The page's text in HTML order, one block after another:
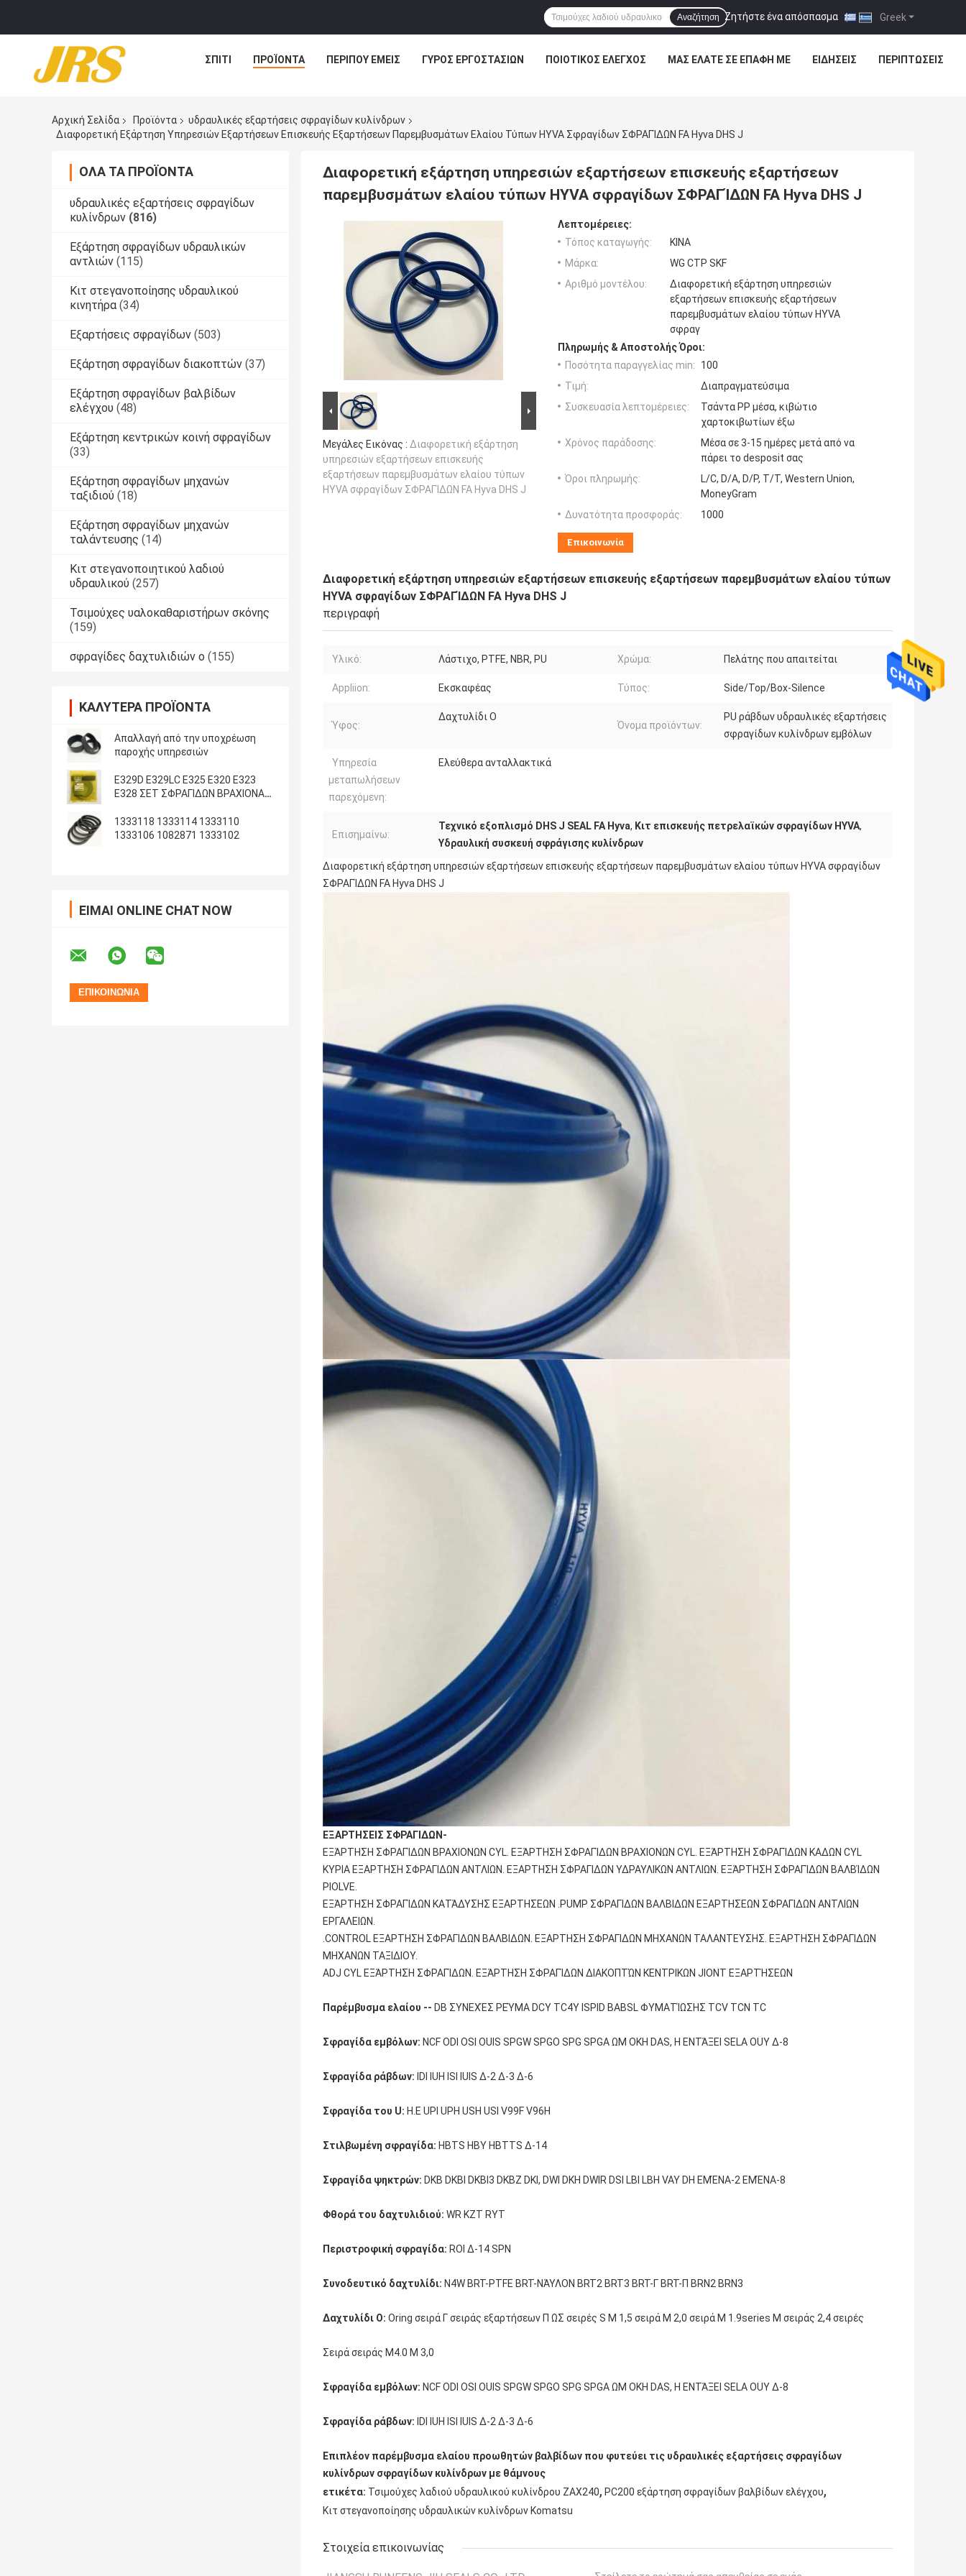
Greek
Ζητήστε ένα απόσπασμα |
Αναζήτηση
ΣΠΊΤΙ ΠΡΟΪΌΝΤΑ ΠΕΡΊΠΟΥ ΕΜΕΊΣ ΓΎΡΟΣ ΕΡΓΟΣΤΑΣΊΩΝ ΠΟΙΟΤΙΚΌΣ ΈΛΕΓΧΟΣ ΜΑΣ ΕΛΆΤΕ ΣΕ ΕΠΑΦΉ ΜΕ ΕΙΔΉΣΕΙΣ ΠΕΡΙΠΤΏΣΕΙΣ
Αρχική Σελίδα Προϊόντα
υδραυλικές εξαρτήσεις σφραγίδων κυλίνδρων
Διαφορετική Εξάρτηση Υπηρεσιών Εξαρτήσεων Επισκευής Εξαρτήσεων Παρεμβυσμάτων Ελαίου Τύπων HYVA Σφραγίδων ΣΦΡΑΓΊΔΩΝ FA Hyva DHS J
ΌΛΑ ΤΑ ΠΡΟΪΌΝΤΑ
υδραυλικές εξαρτήσεις σφραγίδων
κυλίνδρων (816)
Εξάρτηση σφραγίδων υδραυλικών
αντλιών (115)
Κιτ στεγανοποίησης υδραυλικού
κινητήρα (34)
Εξαρτήσεις σφραγίδων (503)
Εξάρτηση σφραγίδων διακοπτών (37)
Εξάρτηση σφραγίδων βαλβίδων
ελέγχου (48)
Εξάρτηση κεντρικών κοινή σφραγίδων
(33)
Εξάρτηση σφραγίδων μηχανών
ταξιδιού (18)
Εξάρτηση σφραγίδων μηχανών
ταλάντευσης (14)
Κιτ στεγανοποιητικού λαδιού
υδραυλικού (257)
Τσιμούχες υαλοκαθαριστήρων σκόνης
(159)
σφραγίδες δαχτυλιδιών ο (155)
ΚΑΛΎΤΕΡΑ ΠΡΟΪΌΝΤΑ
Απαλλαγή από την υποχρέωση
παροχής υπηρεσιών
E329D E329LC E325 E320 E323
E328 ΣΕΤ ΣΦΡΑΓΙΔΩΝ ΒΡΑΧΙΟΝΑ
1333118 1333114 1333110
1333106 1082871 1333102
ΕΊΜΑΙ ONLINE CHAT NOW
Διαφορετική εξάρτηση υπηρεσιών εξαρτήσεων επισκευής εξαρτήσεων
παρεμβυσμάτων ελαίου τύπων HYVA σφραγίδων ΣΦΡΑΓΊΔΩΝ FA Hyva DHS J
Μεγάλες Εικόνας : Διαφορετική εξάρτηση
υπηρεσιών εξαρτήσεων επισκευής
εξαρτήσεων παρεμβυσμάτων ελαίου τύπων
HYVA σφραγίδων ΣΦΡΑΓΊΔΩΝ FA Hyva DHS J
Λεπτομέρειες:
Τόπος καταγωγής:
ΚΙΝΑ
Μάρκα:
WG CTP SKF
Αριθμό μοντέλου:
Διαφορετική εξάρτηση υπηρεσιών
εξαρτήσεων επισκευής εξαρτήσεων
παρεμβυσμάτων ελαίου τύπων HYVA
σφραγ
Πληρωμής & Αποστολής Όροι:
Ποσότητα παραγγελίας min:
100
Τιμή:
Διαπραγματεύσιμα
Συσκευασία λεπτομέρειες:
Τσάντα PP μέσα, κιβώτιο
χαρτοκιβωτίων έξω
Χρόνος παράδοσης:
Μέσα σε 3-15 ημέρες μετά από να
πάρει το desposit σας
Όροι πληρωμής:
L/C, D/A, D/P, T/T, Western Union,
MoneyGram
Δυνατότητα προσφοράς:
1000
Επικοινωνία
Διαφορετική εξάρτηση υπηρεσιών εξαρτήσεων επισκευής εξαρτήσεων παρεμβυσμάτων ελαίου τύπων
HYVA σφραγίδων ΣΦΡΑΓΊΔΩΝ FA Hyva DHS J
περιγραφή
Υλικό: Λάστιχο, PTFE, NBR, PU Χρώμα: Πελάτης που απαιτείται
Appliion: Εκσκαφέας Τύπος: Side/Top/Box-Silence
Ύφος:
Δαχτυλίδι Ο
Όνομα προϊόντων:
PU ράβδων υδραυλικές εξαρτήσεις
σφραγίδων κυλίνδρων εμβόλων
Υπηρεσία
μεταπωλήσεων
παρεχόμενη:
Ελεύθερα ανταλλακτικά
Επισημαίνω:
Τεχνικό εξοπλισμό DHS J SEAL FA Hyva, Κιτ επισκευής πετρελαϊκών σφραγίδων HYVA,
Υδραυλική συσκευή σφράγισης κυλίνδρων
Διαφορετική εξάρτηση υπηρεσιών εξαρτήσεων επισκευής εξαρτήσεων παρεμβυσμάτων ελαίου τύπων HYVA σφραγίδων
ΣΦΡΑΓΊΔΩΝ FA Hyva DHS J
ΕΞΑΡΤΗΣΕΙΣ ΣΦΡΑΓΙΔΩΝ-
ΕΞΆΡΤΗΣΗ ΣΦΡΑΓΊΔΩΝ ΒΡΑΧΙΟΝΩΝ CYL. ΕΞΆΡΤΗΣΗ ΣΦΡΑΓΊΔΩΝ ΒΡΑΧΙΟΝΩΝ CYL. ΕΞΆΡΤΗΣΗ ΣΦΡΑΓΊΔΩΝ ΚΑΔΩΝ CYL
ΚΥΡΙΑ ΕΞΑΡΤΗΣΗ ΣΦΡΑΓΙΔΩΝ ΑΝΤΛΙΩΝ. ΕΞΑΡΤΗΣΗ ΣΦΡΑΓΙΔΩΝ ΥΔΡΑΥΛΙΚΩΝ ΑΝΤΛΙΩΝ. ΕΞΆΡΤΗΣΗ ΣΦΡΑΓΊΔΩΝ ΒΑΛΒΊΔΩΝ
PIOLVE.
ΕΞΆΡΤΗΣΗ ΣΦΡΑΓΊΔΩΝ ΚΑΤΆΔΥΣΗΣ ΕΞΑΡΤΗΣΕΩΝ .PUMP ΣΦΡΑΓΙΔΩΝ ΒΑΛΒΙΔΩΝ ΕΞΑΡΤΗΣΕΩΝ ΣΦΡΑΓΙΔΩΝ ΑΝΤΛΙΩΝ
ΕΡΓΑΛΕΙΩΝ.
.CONTROL ΕΞΑΡΤΗΣΗ ΣΦΡΑΓΙΔΩΝ ΒΑΛΒΙΔΩΝ. ΕΞΑΡΤΗΣΗ ΣΦΡΑΓΙΔΩΝ ΜΗΧΑΝΩΝ ΤΑΛΑΝΤΕΥΣΗΣ. ΕΞΑΡΤΗΣΗ ΣΦΡΑΓΙΔΩΝ
ΜΗΧΑΝΩΝ ΤΑΞΙΔΙΟΥ.
ADJ CYL ΕΞΆΡΤΗΣΗ ΣΦΡΑΓΊΔΩΝ. ΕΞΆΡΤΗΣΗ ΣΦΡΑΓΊΔΩΝ ΔΙΑΚΟΠΤΏΝ ΚΕΝΤΡΙΚΩΝ JIONT ΕΞΑΡΤΉΣΕΩΝ
Παρέμβυσμα ελαίου -- DB ΣΥΝΕΧΈΣ ΡΕΎΜΑ DCY TC4Y ISPID BABSL ΦΥΜΑΤΊΩΣΗΣ TCV TCN TC
Σφραγίδα εμβόλων: NCF ODI OSI OUIS SPGW SPGO SPG SPGA ΩΜ OKH DAS, Η ΕΝΤΆΞΕΙ SELA OUY Δ-8
Σφραγίδα ράβδων: IDI IUH ISI IUIS Δ-2 Δ-3 Δ-6
Σφραγίδα του U: Η.Ε UPI UPH USH USI V99F V96H
Στιλβωμένη σφραγίδα: HBTS HBY HBTTS Δ-14
Σφραγίδα ψηκτρών: DKB DKBI DKBI3 DKBZ DKI, DWI DKH DWIR DSI LBI LBH VAY DH ΕΜΈΝΑ-2 ΕΜΈΝΑ-8
Φθορά του δαχτυλιδιού: WR KZT RYT
Περιστροφική σφραγίδα: ROI Δ-14 SPN
Συνοδευτικό δαχτυλίδι: N4W BRT-PTFE BRT-ΝΆΥΛΟΝ BRT2 BRT3 BRT-Γ BRT-Π BRN2 BRN3
Δαχτυλίδι Ο: Oring σειρά Γ σειράς εξαρτήσεων Π ΩΣ σειρές S Μ 1,5 σειρά Μ 2,0 σειρά Μ 1.9series Μ σειράς 2,4 σειρές
Σειρά σειράς M4.0 Μ 3,0
Σφραγίδα εμβόλων: NCF ODI OSI OUIS SPGW SPGO SPG SPGA ΩΜ OKH DAS, Η ΕΝΤΆΞΕΙ SELA OUY Δ-8
Σφραγίδα ράβδων: IDI IUH ISI IUIS Δ-2 Δ-3 Δ-6
Επιπλέον παρέμβυσμα ελαίου προωθητών βαλβίδων που φυτεύει τις υδραυλικές εξαρτήσεις σφραγίδων
κυλίνδρων σφραγίδων κυλίνδρων με θάμνους
ετικέτα: Τσιμούχες λαδιού υδραυλικού κυλίνδρου ZAX240, PC200 εξάρτηση σφραγίδων βαλβίδων ελέγχου,
Κιτ στεγανοποίησης υδραυλικών κυλίνδρων Komatsu
Στοιχεία επικοινωνίας